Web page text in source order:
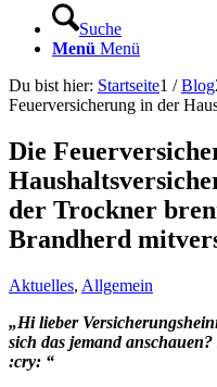
Suche
Menü Menü
Du bist hier: Startseite1 / Blog
Feuerversicherung in der
Die
der Trockner
Brandherd
Aktuelles, Allgemein
„Hi lieber
sich das jemand
:cry: “